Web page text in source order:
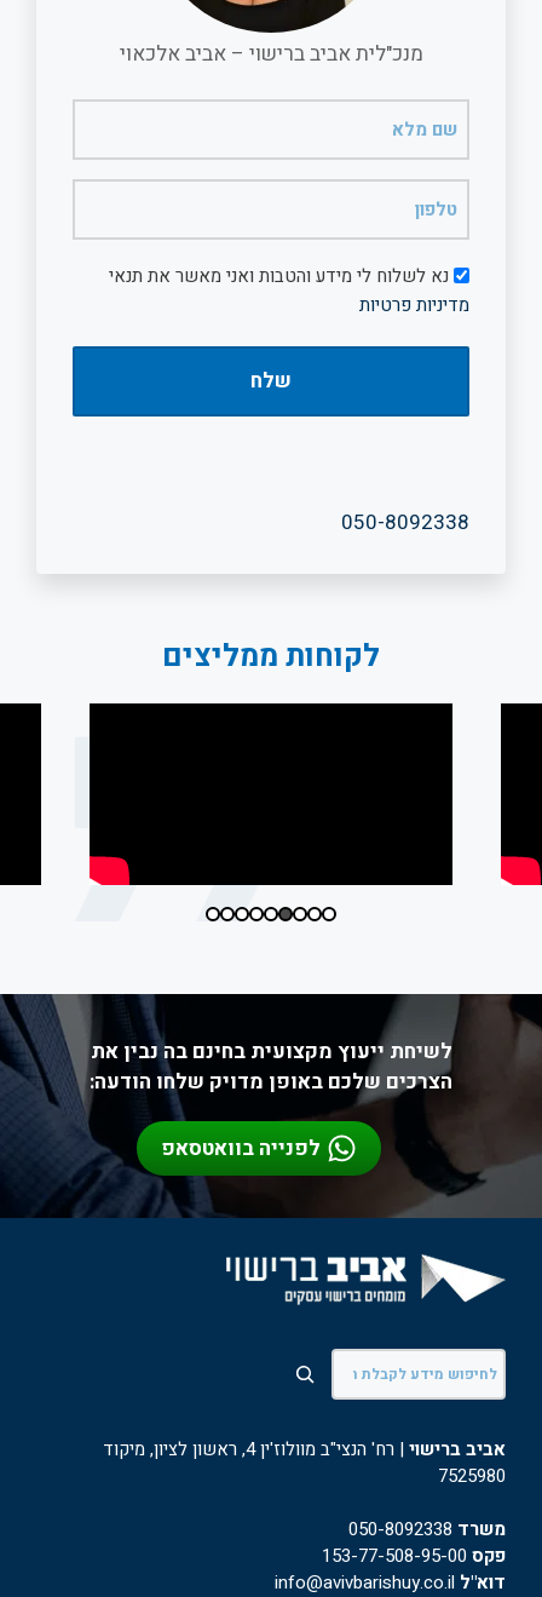
מנכ"לית אביב ברישוי – אביב אלכאוי
מלא
דיוורנא לשלוח לי מידע והטבות ואני מאשר את תנאי
מדיניות פרטיות
050-8092338
לקוחות ממליצים
לשיחת ייעוץ מקצועית בחינם בה נבין את
הצרכים שלכם באופן מדויק שלחו הודעה:
לפנייה בוואטסאפ
חיפוש
אביב ברישוי
| רח' הנצי"ב מוולוז'ין 4, ראשון לציון, מיקוד
7525980
משרד 050-8092338
פקס
דוא"ל